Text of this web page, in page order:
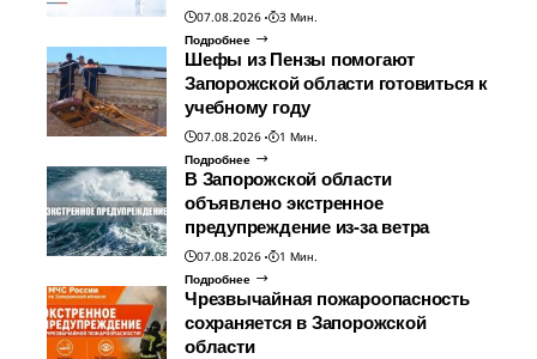
07.08.2026
3 Мин.
Подробнее
Шефы из Пензы помогают
Запорожской области готовиться к
учебному году
07.08.2026
1 Мин.
Подробнее
В Запорожской области
объявлено экстренное
предупреждение из-за ветра
07.08.2026
1 Мин.
Подробнее
Чрезвычайная пожароопасность
сохраняется в Запорожской
области